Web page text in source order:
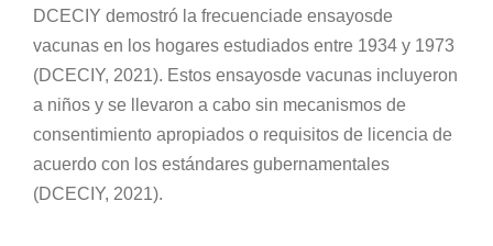
DCECIY demostró la frecuenciade ensayosde
vacunas en los hogares estudiados entre 1934 y 1973
(DCECIY, 2021). Estos ensayosde vacunas incluyeron
a niños y se llevaron a cabo sin mecanismos de
consentimiento apropiados o requisitos de licencia de
acuerdo con los estándares gubernamentales
(DCECIY, 2021).